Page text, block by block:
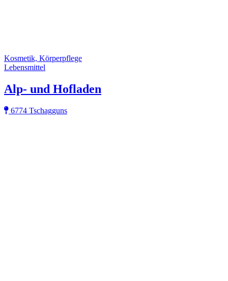
Kosmetik, Körperpflege
Lebensmittel
Alp- und Hofladen
6774 Tschagguns